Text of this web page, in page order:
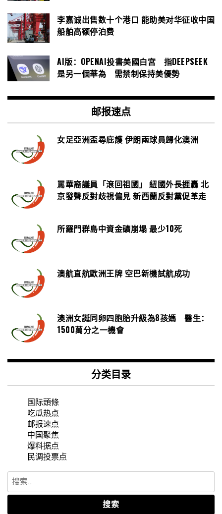
李嘉诚出售数十个港口 能助美对华征收中国
船舶高额停泊费
AI版：OPENAI投書美國白宮 指DEEPSEEK
是另一個華為 需禁制保持美優勢
邮报速点
女足亞洲盃尋庇護 伊朗兩球員歸化澳洲
罵華裔議員「滾回祖國」 紐國外長捱轟 北
京發聲反對歧視偏見 新西蘭反對黨促革走
所羅門群島中資金礦崩塌 最少10死
澳航直航歐洲王牌 空巴新機試航成功
澳洲女誕同卵四胞胎升級為8孩媽 醫生：
1500萬分之一機會
分类目录
国际頭條
吃瓜热点
邮报速点
中国聚焦
爆料据点
民调投票点
搜
索：